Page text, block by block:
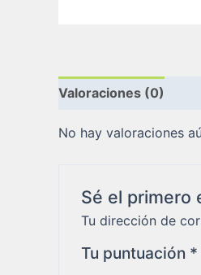
Valoraciones (0)
No hay valoraciones
Sé el primero
Tu dirección de
Tu puntuación *